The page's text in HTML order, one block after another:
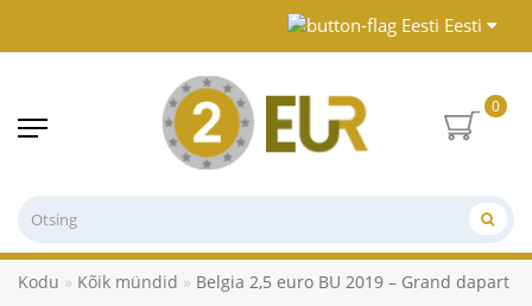
Eesti
0
Kodu Kõik mündid Belgia 2,5 euro BU 2019 – Grand dapart